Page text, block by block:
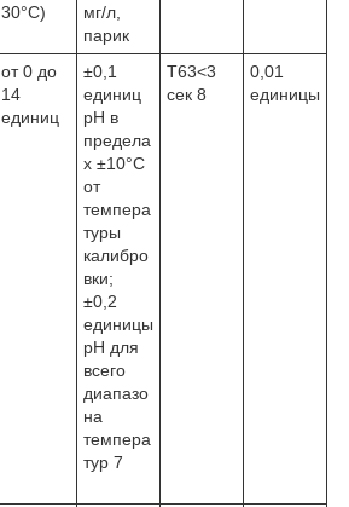
30°C)
мг/л,
парик
от 0 до
14
единиц
±0,1
единиц
pH в
предела
х ±10°C
от
темпера
туры
калибро
вки;
±0,2
единицы
pH для
всего
диапазо
на
темпера
тур 7
Т63<3
сек 8
0,01
единицы